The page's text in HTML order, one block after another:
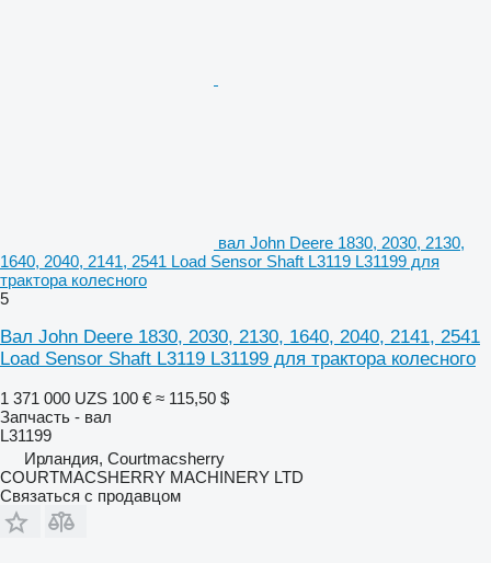
вал John Deere 1830, 2030, 2130,
1640, 2040, 2141, 2541 Load Sensor Shaft L3119 L31199 для
трактора колесного
5
Вал John Deere 1830, 2030, 2130, 1640, 2040, 2141, 2541
Load Sensor Shaft L3119 L31199 для трактора колесного
1 371 000 UZS 100 € ≈ 115,50 $
Запчасть - вал
L31199
Ирландия, Courtmacsherry
COURTMACSHERRY MACHINERY LTD
Связаться с продавцом